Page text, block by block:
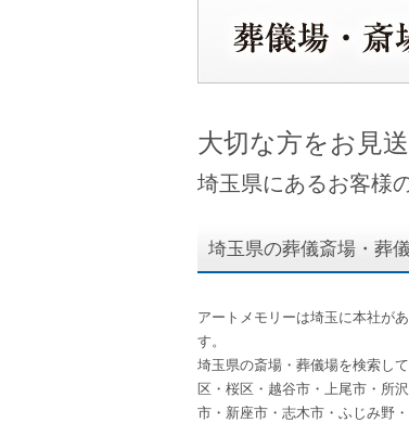
大切な方をお見
埼玉県にあるお客様
埼玉県の葬儀斎場・葬
アートメモリーは埼玉に本社が
す。
埼玉県の斎場・葬儀場を検索し
区・桜区・越谷市・上尾市・所
市・新座市・志木市・ふじみ野